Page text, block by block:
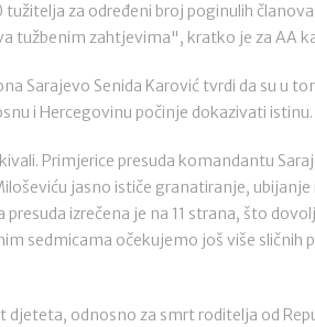
za određeni broj poginulih
tužbenim zahtjevima", kratko je za AA
Sarajevo Senida Karović tvrdi da su u
i Hercegovinu počinje dokazivati istinu.
Primjerice presuda komandantu
jasno ističe granatiranje,
presuda izrečena je na 11 strana, što
sedmicama očekujemo još više sličnih
djeteta, odnosno za smrt roditelja od